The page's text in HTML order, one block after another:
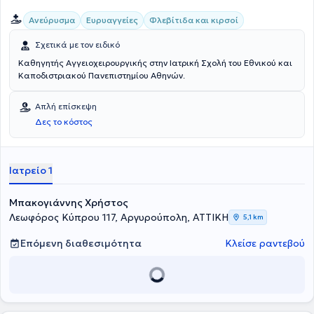
Ανεύρυσμα Ευρυαγγείες Φλεβίτιδα και κιρσοί
Σχετικά με τον ειδικό
Καθηγητής Αγγειοχειρουργικής στην Ιατρική Σχολή του Εθνικού και
Καποδιστριακού Πανεπιστημίου Αθηνών.
Απλή επίσκεψη
Δες το κόστος
Ιατρείο 1
Μπακογιάννης Χρήστος
Λεωφόρος Κύπρου 117, Αργυρούπολη, ΑΤΤΙΚΗ
5,1 km
Επόμενη διαθεσιμότητα Κλείσε ραντεβού